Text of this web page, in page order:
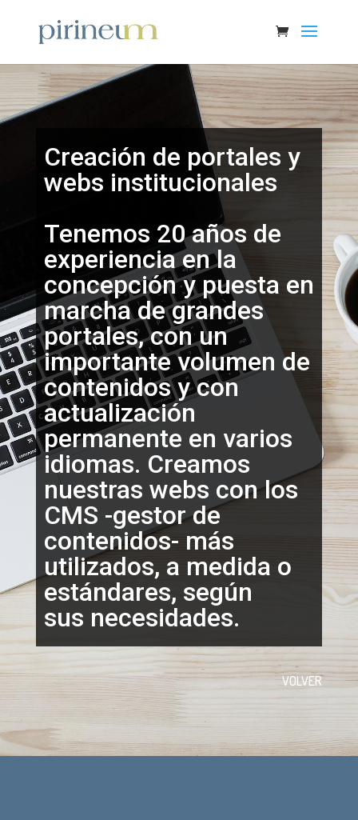
Creación de portales y
webs institucionales
Tenemos 20 años de
experiencia en la
concepción y puesta en
marcha de grandes
portales, con un
importante volumen de
contenidos y con
actualización
permanente en varios
idiomas. Creamos
nuestras webs con los
CMS -gestor de
contenidos- más
utilizados, a medida o
estándares, según
sus necesidades.
VOLVER